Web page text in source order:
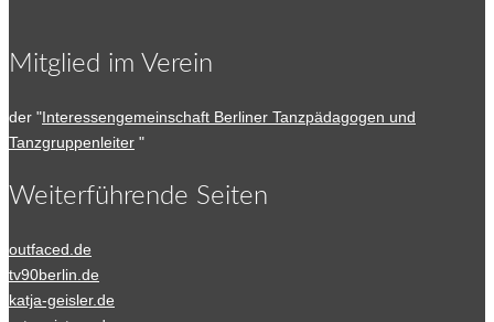
Mitglied im Verein
der "Interessengemeinschaft Berliner Tanzpädagogen und
Tanzgruppenleiter "
Weiterführende Seiten
outfaced.de
tv90berlin.de
katja-geisler.de